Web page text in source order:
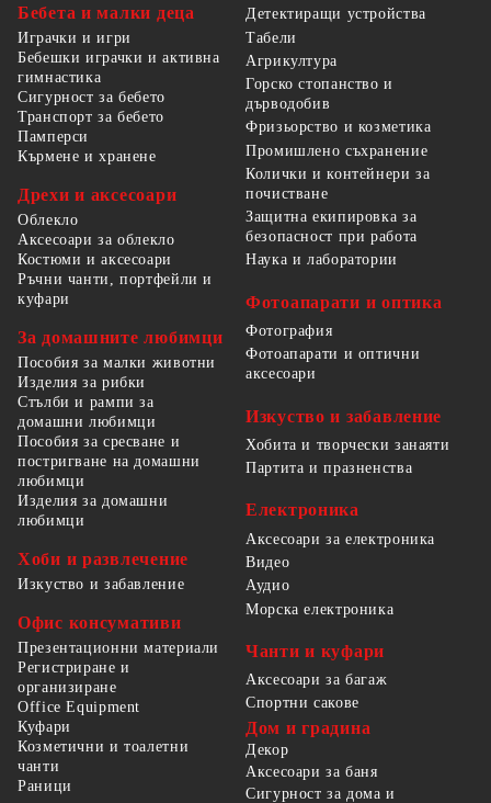
Бебета и малки деца
Играчки и игри
Бебешки играчки и активна
гимнастика
Сигурност за бебето
Транспорт за бебето
Памперси
Кърмене и хранене
Дрехи и аксесоари
Облекло
Аксесоари за облекло
Костюми и аксесоари
Ръчни чанти, портфейли и
куфари
За домашните любимци
Пособия за малки животни
Изделия за рибки
Стълби и рампи за
домашни любимци
Пособия за сресване и
постригване на домашни
любимци
Изделия за домашни
любимци
Хоби и развлечение
Изкуство и забавление
Офис консумативи
Презентационни материали
Регистриране и
организиране
Office Equipment
Детектиращи устройства
Табели
Агрикултура
Горско стопанство и
дърводобив
Фризьорство и козметика
Промишлено съхранение
Колички и контейнери за
почистване
Защитна екипировка за
безопасност при работа
Наука и лаборатории
Фотоапарати и оптика
Фотография
Фотоапарати и оптични
аксесоари
Изкуство и забавление
Хобита и творчески занаяти
Партита и празненства
Електроника
Аксесоари за електроника
Видео
Аудио
Морска електроника
Чанти и куфари
Аксесоари за багаж
Спортни сакове
Куфари
Козметични и тоалетни
чанти
Раници
Дом и градина
Декор
Аксесоари за баня
Сигурност за дома и